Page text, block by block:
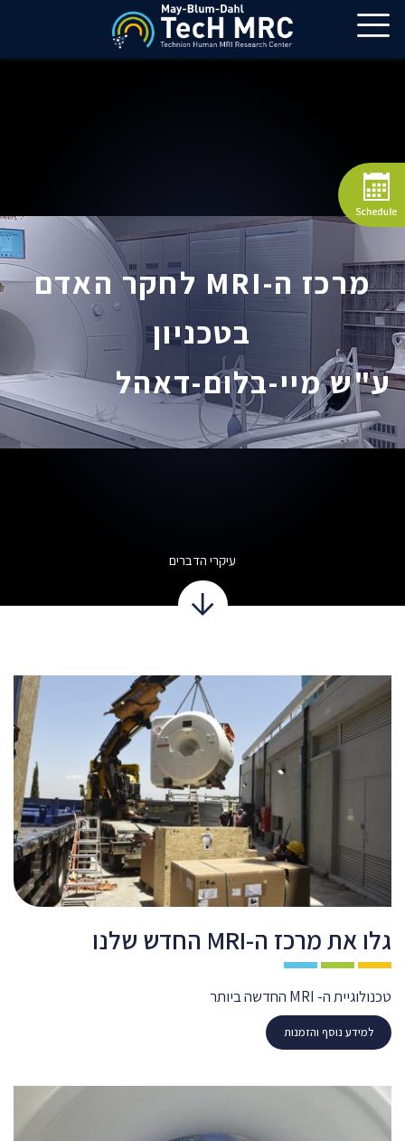
מרכז ה-MRI לחקר האדם
בטכניון
ע"ש מיי-בלום-דאהל
עיקרי הדברים
גלו את מרכז ה-MRI החדש שלנו
טכנולוגיית ה- MRI החדשה ביותר
למידע נוסף והזמנות